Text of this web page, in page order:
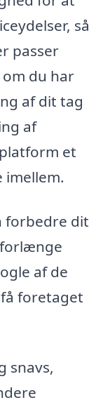
så
passer
du har
af dit tag
af
et
forbedre dit
forlænge
af de
foretaget
snavs,